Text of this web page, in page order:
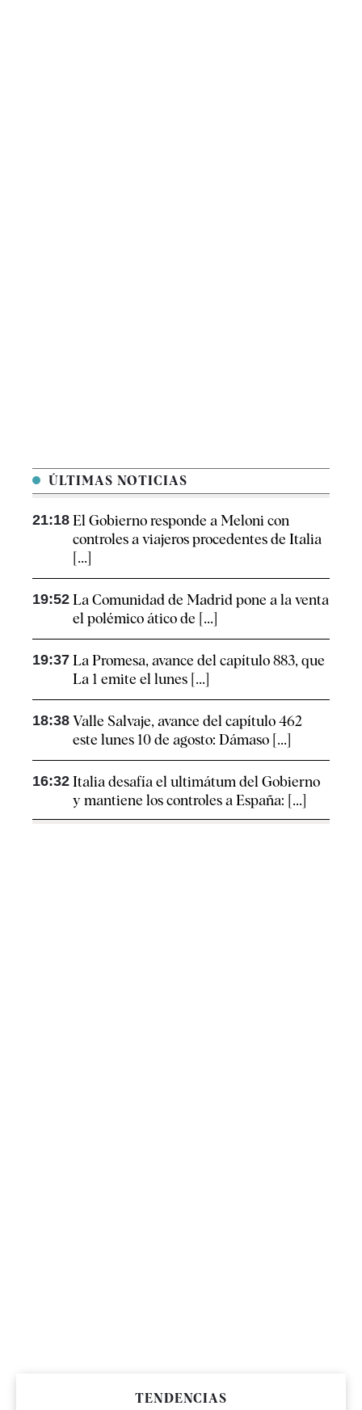
ÚLTIMAS NOTICIAS
21:18 El Gobierno responde a Meloni con
controles a viajeros procedentes de Italia
[...]
19:52 La Comunidad de Madrid pone a la venta
el polémico ático de [...]
19:37 La Promesa, avance del capítulo 883, que
La 1 emite el lunes [...]
18:38 Valle Salvaje, avance del capítulo 462
este lunes 10 de agosto: Dámaso [...]
16:32 Italia desafía el ultimátum del Gobierno
y mantiene los controles a España: [...]
TENDENCIAS